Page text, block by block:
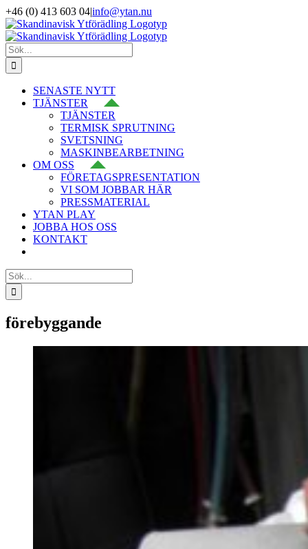
Fortsätt
till
innehållet
+46 (0) 413 603 04|info@ytan.nu
LinkedIn
YouTube
Instagram
Facebook
X
Sök
efter:
SENASTE NYTT
TJÄNSTER
TJÄNSTER
TERMISK SPRUTNING
SVETSNING
MASKINBEARBETNING
OM OSS
FÖRETAGSPRESENTATION
VI SOM JOBBAR HÄR
PRESSMATERIAL
YTAN PLAY
JOBBA HOS OSS
KONTAKT
Sök
efter:
förebyggande